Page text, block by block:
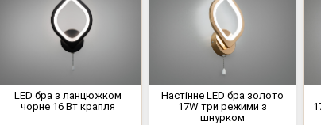
LED бра з ланцюжком
чорне 16 Вт крапля
Настінне LED бра золото
17W три режими з
шнурком